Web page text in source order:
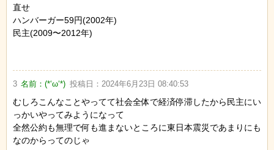
直せ
ハンバーガー59円(2002年)
民主(2009〜2012年)
3 名前：(*‘ω‘*) 投稿日： 2024年6月23日 08:40:53
むしろこんなことやってて社会全体で経済停滞したから民主にい
っかいやってみようになって
全然公約も無理で何も進まないところに東日本震災であまりにも
なのからってのじゃ